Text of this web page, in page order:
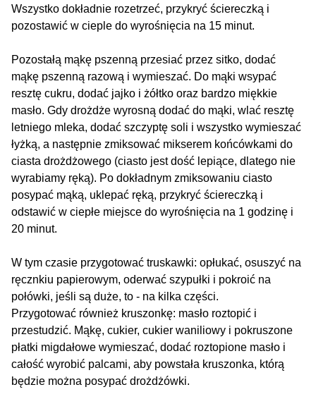
Wszystko dokładnie rozetrzeć, przykryć ściereczką i
pozostawić w cieple do wyrośnięcia na 15 minut.
Pozostałą mąkę pszenną przesiać przez sitko, dodać
mąkę pszenną razową i wymieszać. Do mąki wsypać
resztę cukru, dodać jajko i żółtko oraz bardzo miękkie
masło. Gdy drożdże wyrosną dodać do mąki, wlać resztę
letniego mleka, dodać szczyptę soli i wszystko wymieszać
łyżką, a następnie zmiksować mikserem końcówkami do
ciasta drożdżowego (ciasto jest dość lepiące, dlatego nie
wyrabiamy ręką). Po dokładnym zmiksowaniu ciasto
posypać mąką, uklepać ręką, przykryć ściereczką i
odstawić w ciepłe miejsce do wyrośnięcia na 1 godzinę i
20 minut.
W tym czasie przygotować truskawki: opłukać, osuszyć na
ręcznkiu papierowym, oderwać szypułki i pokroić na
połówki, jeśli są duże, to - na kilka części.
Przygotować również kruszonkę: masło roztopić i
przestudzić. Mąkę, cukier, cukier waniliowy i pokruszone
płatki migdałowe wymieszać, dodać roztopione masło i
całość wyrobić palcami, aby powstała kruszonka, którą
będzie można posypać drożdżówki.